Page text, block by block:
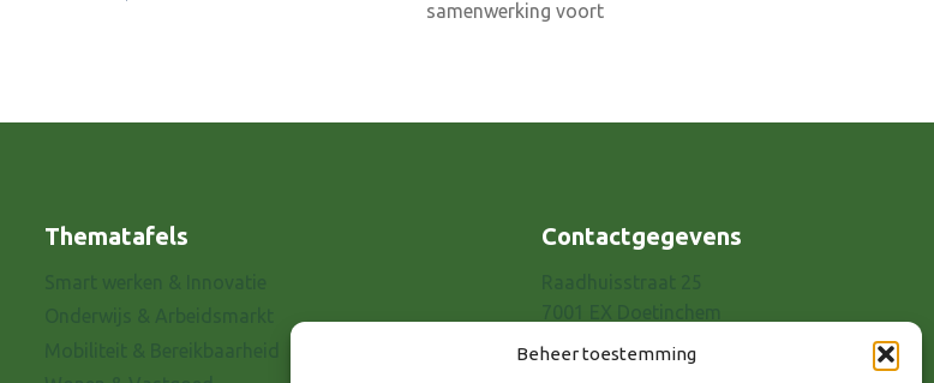
Beheer toestemming
samenwerking voort
Thematafels Contactgegevens
E-mail: info@8rhk.nl